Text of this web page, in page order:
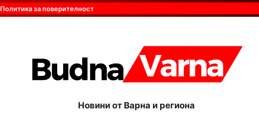
Политика за поверителност
Новини от Варна и региона